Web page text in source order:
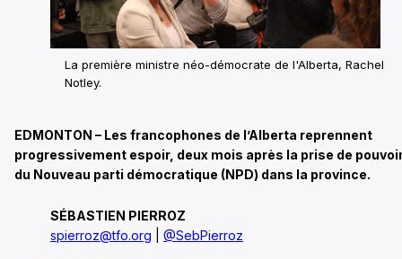
La première ministre néo-démocrate de l'Alberta, Rachel
Notley.
EDMONTON – Les francophones de l’Alberta reprennent
progressivement espoir, deux mois après la prise de
du Nouveau parti démocratique (NPD) dans la province.
SÉBASTIEN PIERROZ
spierroz@tfo.org
@SebPierroz